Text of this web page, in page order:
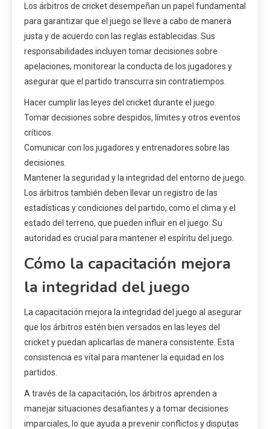
Los árbitros de cricket desempeñan un papel fundamental
para garantizar que el juego se lleve a cabo de manera
justa y de acuerdo con las reglas establecidas. Sus
responsabilidades incluyen tomar decisiones sobre
apelaciones, monitorear la conducta de los jugadores y
asegurar que el partido transcurra sin contratiempos.
Hacer cumplir las leyes del cricket durante el juego.
Tomar decisiones sobre despidos, límites y otros eventos
críticos.
Comunicar con los jugadores y entrenadores sobre las
decisiones.
Mantener la seguridad y la integridad del entorno de juego.
Los árbitros también deben llevar un registro de las
estadísticas y condiciones del partido, como el clima y el
estado del terreno, que pueden influir en el juego. Su
autoridad es crucial para mantener el espíritu del juego.
Cómo la capacitación mejora
la integridad del juego
La capacitación mejora la integridad del juego al asegurar
que los árbitros estén bien versados en las leyes del
cricket y puedan aplicarlas de manera consistente. Esta
consistencia es vital para mantener la equidad en los
partidos.
A través de la capacitación, los árbitros aprenden a
manejar situaciones desafiantes y a tomar decisiones
imparciales, lo que ayuda a prevenir conflictos y disputas